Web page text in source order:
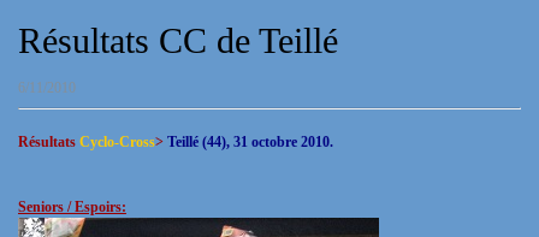
Résultats CC de Teillé
6/11/2010
Résultats Cyclo-Cross> Teillé (44), 31 octobre 2010.
Seniors / Espoirs: